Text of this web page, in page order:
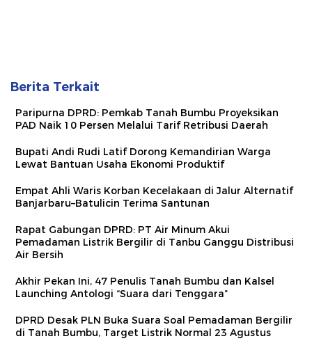
Berita Terkait
Paripurna DPRD: Pemkab Tanah Bumbu Proyeksikan
PAD Naik 10 Persen Melalui Tarif Retribusi Daerah
Bupati Andi Rudi Latif Dorong Kemandirian Warga
Lewat Bantuan Usaha Ekonomi Produktif
Empat Ahli Waris Korban Kecelakaan di Jalur Alternatif
Banjarbaru–Batulicin Terima Santunan
Rapat Gabungan DPRD: PT Air Minum Akui
Pemadaman Listrik Bergilir di Tanbu Ganggu Distribusi
Air Bersih
Akhir Pekan Ini, 47 Penulis Tanah Bumbu dan Kalsel
Launching Antologi “Suara dari Tenggara”
DPRD Desak PLN Buka Suara Soal Pemadaman Bergilir
di Tanah Bumbu, Target Listrik Normal 23 Agustus